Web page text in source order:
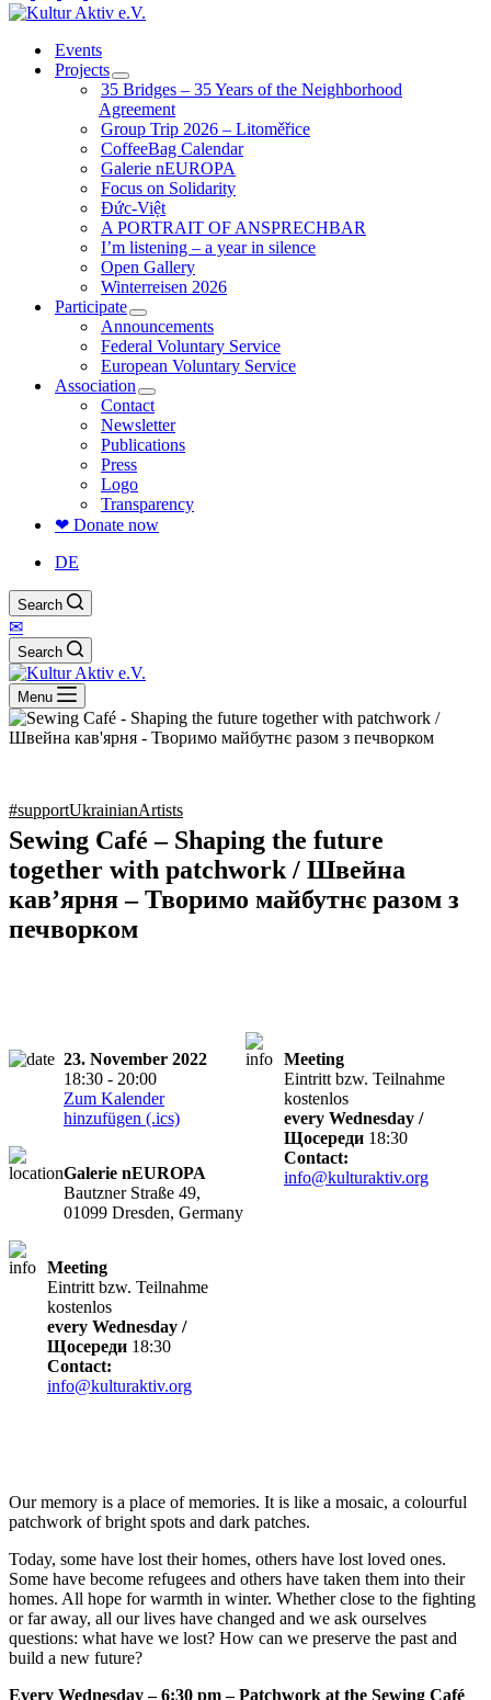
Events
Projects
35 Bridges – 35 Years of the Neighborhood
Agreement
Group Trip 2026 – Litoměřice
CoffeeBag Calendar
Galerie nEUROPA
Focus on Solidarity
Đức-Việt
A PORTRAIT OF ANSPRECHBAR
I’m listening – a year in silence
Open Gallery
Winterreisen 2026
Participate
Announcements
Federal Voluntary Service
European Voluntary Service
Association
Contact
Newsletter
Publications
Press
Logo
Transparency
❤ Donate now
DE
Search
✉
Search
Menu
#supportUkrainianArtists
Sewing Café – Shaping the future
together with patchwork / Швейна
кав’ярня – Творимо майбутнє разом з
печворком
23. November 2022
18:30 - 20:00
Zum Kalender
hinzufügen (.ics)
Galerie nEUROPA
Bautzner Straße 49,
01099 Dresden, Germany
Meeting
Eintritt bzw. Teilnahme
kostenlos
every Wednesday /
Щосереди 18:30
Contact:
info@kulturaktiv.org
Meeting
Eintritt bzw. Teilnahme
kostenlos
every Wednesday /
Щосереди 18:30
Contact:
info@kulturaktiv.org
Our memory is a place of memories. It is like a mosaic, a colourful
patchwork of bright spots and dark patches.
Today, some have lost their homes, others have lost loved ones.
Some have become refugees and others have taken them into their
homes. All hope for warmth in winter. Whether close to the fighting
or far away, all our lives have changed and we ask ourselves
questions: what have we lost? How can we preserve the past and
build a new future?
Every Wednesday – 6:30 pm – Patchwork at the Sewing Café